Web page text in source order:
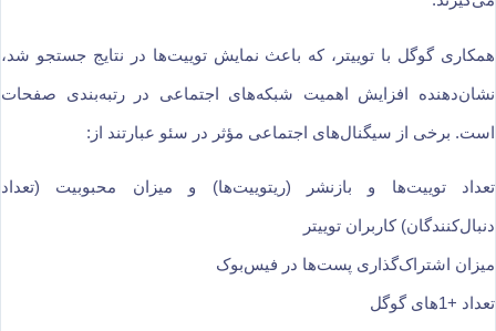
همکاری گوگل با توییتر، که باعث نمایش توییت‌ها در نتایج جستجو شد،
نشان‌دهنده افزایش اهمیت شبکه‌های اجتماعی در رتبه‌بندی صفحات
است. برخی از سیگنال‌های اجتماعی مؤثر در سئو عبارتند از:
تعداد توییت‌ها و بازنشر (ریتوییت‌ها) و میزان محبوبیت (تعداد
دنبال‌کنندگان) کاربران توییتر
میزان اشتراک‌گذاری پست‌ها در فیس‌بوک
تعداد +1‌های گوگل